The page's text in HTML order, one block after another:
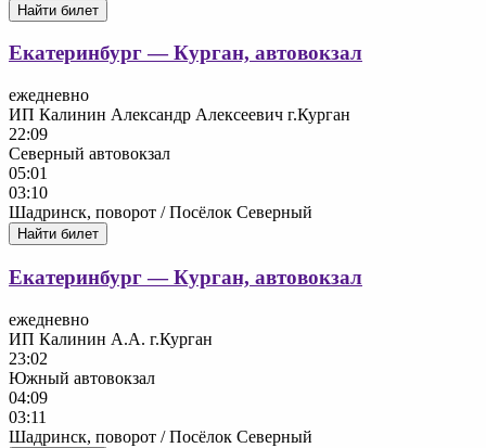
Найти билет
Екатеринбург — Курган, автовокзал
ежедневно
ИП Калинин Александр Алексеевич г.Курган
22:09
Северный автовокзал
05:01
03:10
Шадринск, поворот / Посёлок Северный
Найти билет
Екатеринбург — Курган, автовокзал
ежедневно
ИП Калинин А.А. г.Курган
23:02
Южный автовокзал
04:09
03:11
Шадринск, поворот / Посёлок Северный